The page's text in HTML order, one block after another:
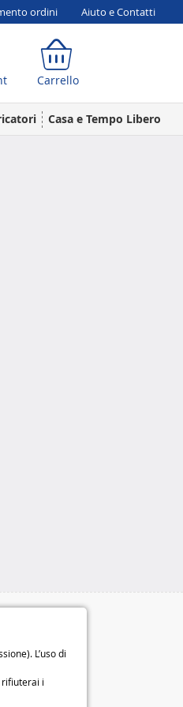
L’uso di
rifiuterai i
ordini Aiuto e Contatti
Carrello
Casa e Tempo Libero
di 14 giorni
di vendita
Carrello